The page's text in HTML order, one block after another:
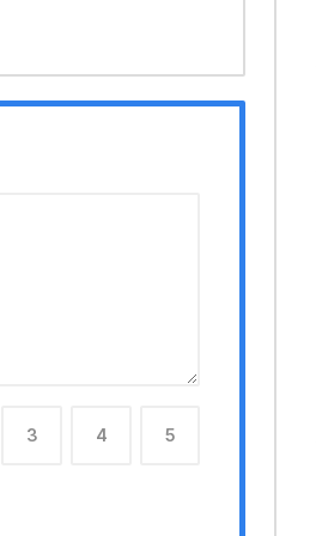
3 4 5